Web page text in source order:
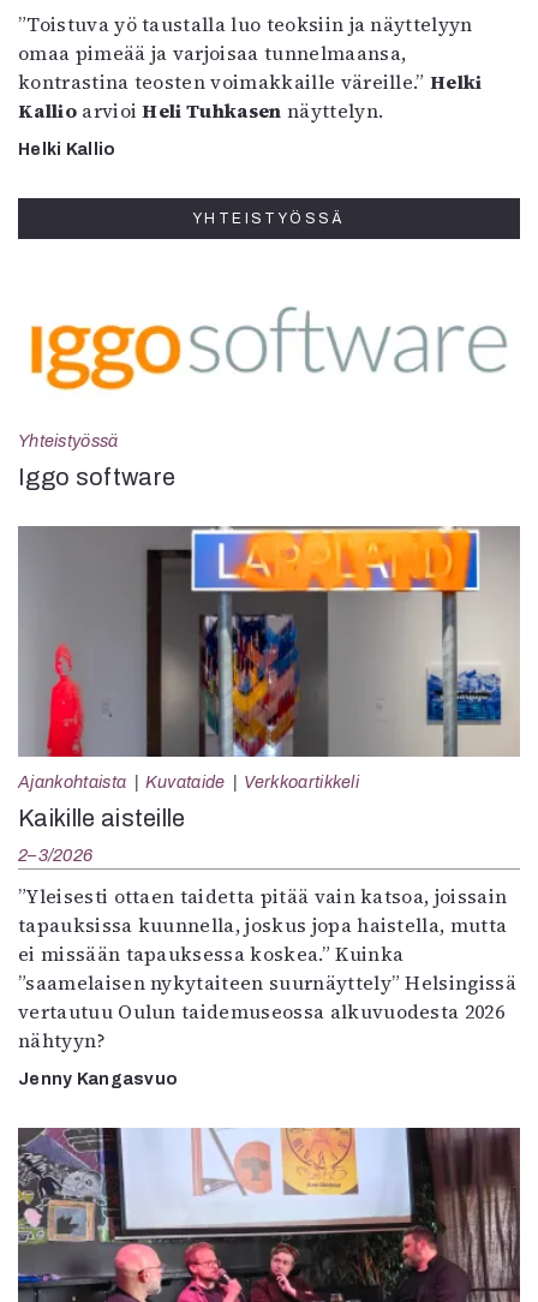
”Toistuva yö taustalla luo teoksiin ja näyttelyyn
omaa pimeää ja varjoisaa tunnelmaansa,
kontrastina teosten voimakkaille väreille.”Helki
KallioarvioiHeli Tuhkasen näyttelyn.
Helki Kallio
YHTEISTYÖSSÄ
Yhteistyössä
Iggo software
Ajankohtaista Kuvataide Verkkoartikkeli
Kaikille aisteille
2–3/2026
”Yleisesti ottaen taidetta pitää vain katsoa, joissain
tapauksissa kuunnella, joskus jopa haistella, mutta
ei missään tapauksessa koskea.” Kuinka
”saamelaisen nykytaiteen suurnäyttely” Helsingissä
vertautuu Oulun taidemuseossa alkuvuodesta 2026
nähtyyn?
Jenny Kangasvuo